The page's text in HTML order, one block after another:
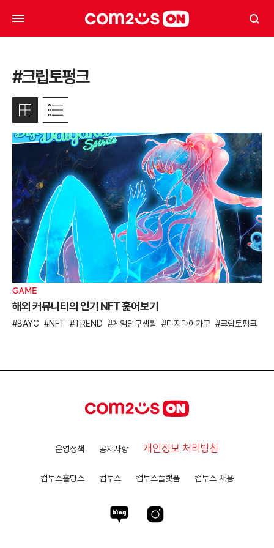
#크립토펑크
GAME
해외 커뮤니티의 인기 NFT 훑어보기
BAYC NFT TREND 게임탐구생활 디지다이가쿠 크립토펑크
운영정책 공지사항 개인정보 처리방침
컴투스홀딩스 컴투스 컴투스플랫폼 컴투스 채용